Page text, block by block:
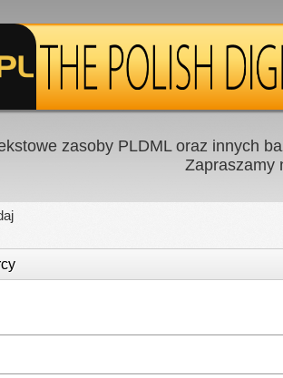
zasoby PLDML oraz innych
Zapraszamy